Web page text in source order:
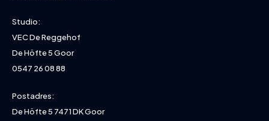
Studio:
VEC De Reggehof
De Höfte 5 Goor
0547 26 08 88
Postadres:
De Höfte 5 7471 DK Goor